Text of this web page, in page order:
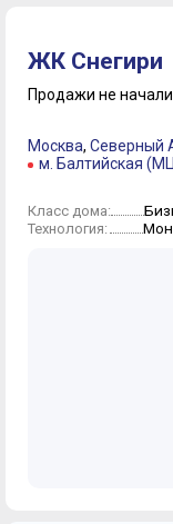
ЖК Снегири
Продажи не
Москва, Северный
м. Балтийская
Класс дома:
Технология: